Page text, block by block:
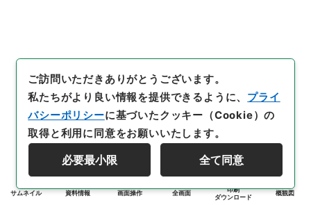
サムネイル 資料情報 画面操作 全画面
印刷
ダウンロード
概観図
ご訪問いただきありがとうございます。
私たちがより良い情報を提供できるように、 プライ
バシーポリシーに基づいたクッキー（Cookie）の
取得と利用に同意をお願いいたします。
必要最小限 全て同意